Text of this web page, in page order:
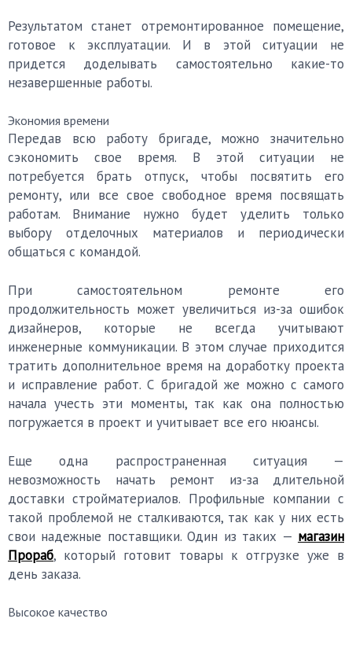
Результатом станет отремонтированное помещение,
готовое к эксплуатации. И в этой ситуации не
придется доделывать самостоятельно какие-то
незавершенные работы.
Экономия времени
Передав всю работу бригаде, можно значительно
сэкономить свое время. В этой ситуации не
потребуется брать отпуск, чтобы посвятить его
ремонту, или все свое свободное время посвящать
работам. Внимание нужно будет уделить только
выбору отделочных материалов и периодически
общаться с командой.
При самостоятельном ремонте его
продолжительность может увеличиться из-за ошибок
дизайнеров, которые не всегда учитывают
инженерные коммуникации. В этом случае приходится
тратить дополнительное время на доработку проекта
и исправление работ. С бригадой же можно с самого
начала учесть эти моменты, так как она полностью
погружается в проект и учитывает все его нюансы.
Еще одна распространенная ситуация —
невозможность начать ремонт из-за длительной
доставки стройматериалов. Профильные компании с
такой проблемой не сталкиваются, так как у них есть
свои надежные поставщики. Один из таких — магазин
Прораб, который готовит товары к отгрузке уже в
день заказа.
Высокое качество